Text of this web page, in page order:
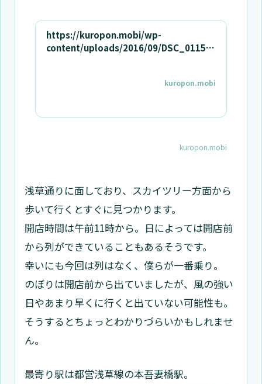
https://kuropon.mobi/wp-
content/uploads/2016/09/DSC_0115.j
kuropon.mobi
kuropon.mobi
浅草通りに面しており、スカイツリー方面から
歩いて行くとすぐに見つかります。
開店時間は午前11時から。日によっては開店前
から列ができていることもあるそうです。
幸いにも今回は列はなく、僕らが一番乗り。
のぼりは開店前から出ていましたが、風の強い
日やあまり早くに行くと出ていない可能性も。
そうするとちょっとわかりづらいかもしれませ
ん。
最寄り駅は都営浅草線の本吾妻橋駅。